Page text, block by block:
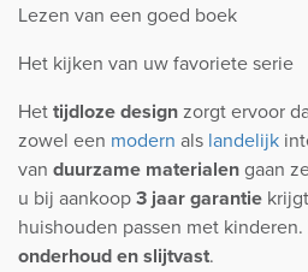
Lezen van een goed boek
Het kijken van uw favoriete serie
Hettijdloze designzorgt ervoor
zowel een modern als landelijk
van duurzame materialengaan
u bij aankoop3 jaar garantie
huishouden passen met
onderhoud en slijtvast.